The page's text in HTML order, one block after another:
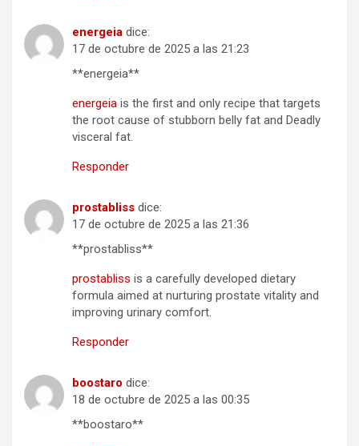
energeia dice:
17 de octubre de 2025 a las 21:23
**energeia**
energeia is the first and only recipe that targets
the root cause of stubborn belly fat and Deadly
visceral fat.
Responder
prostabliss dice:
17 de octubre de 2025 a las 21:36
** prostabliss**
prostabliss is a carefully developed dietary
formula aimed at nurturing prostate vitality and
improving urinary comfort.
Responder
boostaro dice:
18 de octubre de 2025 a las 00:35
**boostaro**